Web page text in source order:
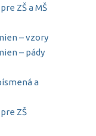
ZŠ a MŠ
– vzory
– pády
a
ZŠ